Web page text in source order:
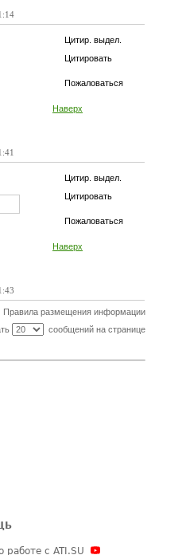
Цитир. выдел.
Цитировать
Пожаловаться
Наверх
Цитир. выдел.
Цитировать
Пожаловаться
Наверх
Правила размещения информации
сообщений на странице
работе с ATI.SU